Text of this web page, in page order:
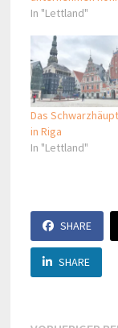
In "Lettland"
Das
in Riga
In "Lettland"
SHARE
SHARE